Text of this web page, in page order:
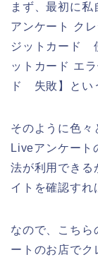
まず、最初に
アンケート ク
ジットカード
ットカード エ
ド 失敗】とい
そのように色々
Liveアンケート
法が利用できる
イトを確認すれ
なので、こちら
ートのお店でク